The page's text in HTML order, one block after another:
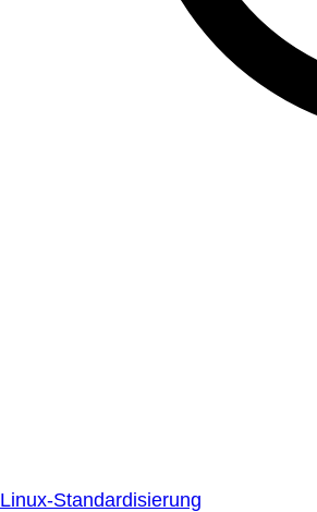
Linux-Standardisierung